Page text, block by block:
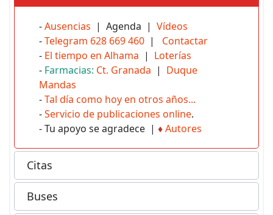
-Ausencias | Agenda | Vídeos
-Telegram 628 669 460 | Contactar
- El tiempo en Alhama | Loterías
- Farmacias: Ct. Granada | Duque
Mandas
-Tal día como hoy en otros años...
-Servicio de publicaciones online.
- Tu apoyo se agradece | ♦Autores
Citas
Buses